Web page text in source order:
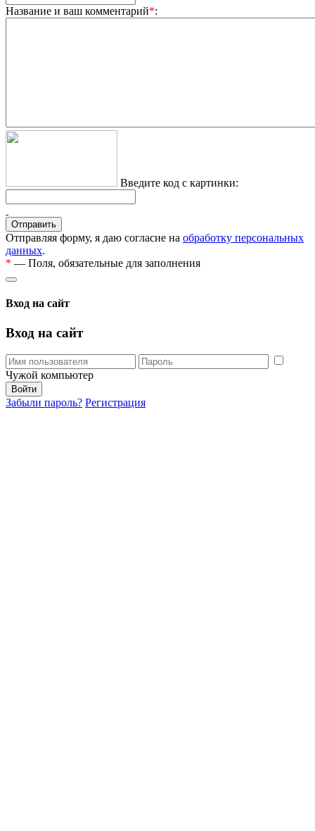
Название и ваш комментарий*:
Введите код с картинки:
Отправляя форму, я даю согласие на обработку персональных
данных.
* — Поля, обязательные для заполнения
Вход на сайт
Вход на сайт
Чужой компьютер
Забыли пароль? Регистрация